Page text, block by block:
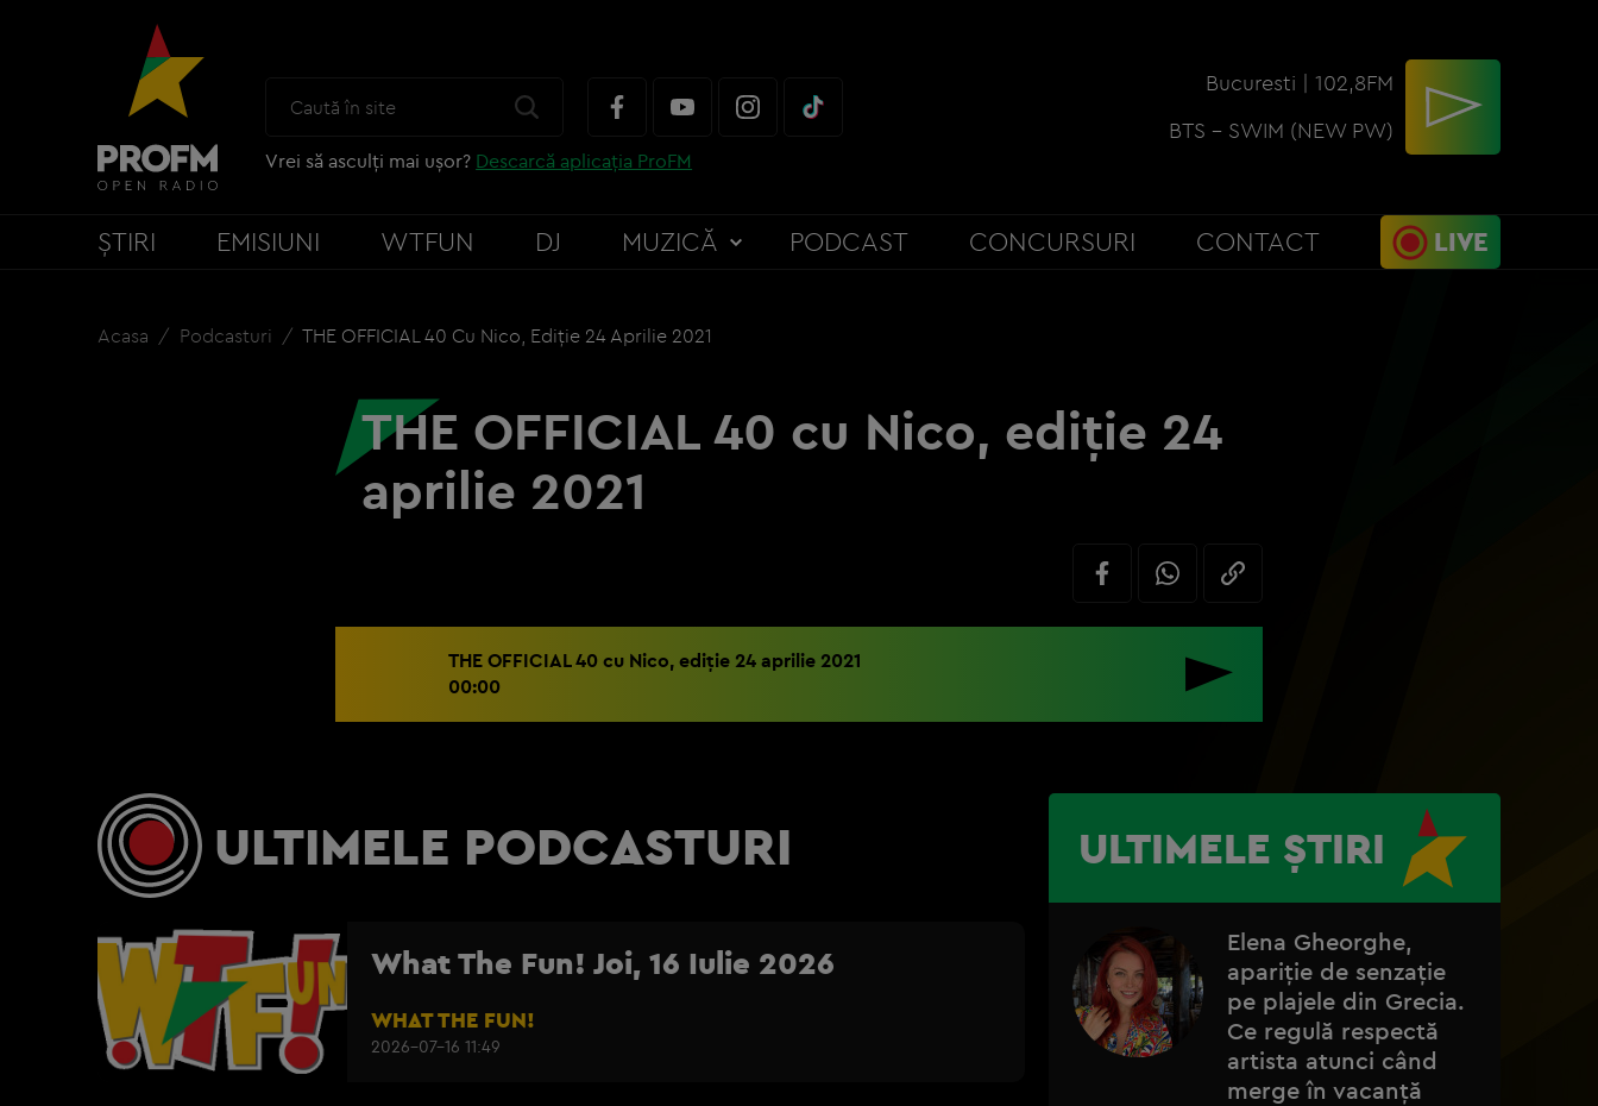
Vrei să asculți mai ușor? Descarcă aplicația ProFM
Bucuresti | 102,8FM
BTS - SWIM (NEW PW)
ȘTIRI EMISIUNI WTFUN DJ MUZICĂ PODCAST CONCURSURI CONTACT LIVE
Acasa Podcasturi THE OFFICIAL 40 Cu Nico, Ediție 24 Aprilie 2021
THE OFFICIAL 40 cu Nico, ediție 24
aprilie 2021
THE OFFICIAL 40 cu Nico, ediție 24 aprilie 2021
00:00
ULTIMELE PODCASTURI
What The Fun! Joi, 16 Iulie 2026
WHAT THE FUN!
2026-07-16 11:49
ULTIMELE ȘTIRI
Elena Gheorghe,
apariție de senzație
pe plajele din Grecia.
Ce regulă respectă
artista atunci când
merge în vacanță